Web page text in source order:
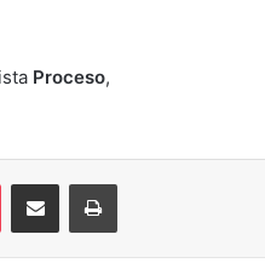
Proceso,